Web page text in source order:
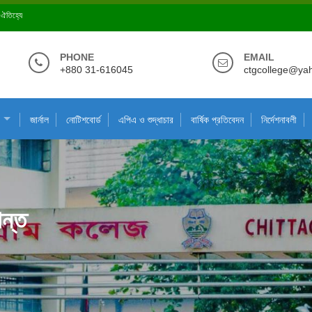
ঐতিহ্যে
PHONE
+880 31-616045
EMAIL
জার্নাল নোটিশবোর্ড এপিএ ও শুদ্ধাচার বার্ষিক প্রতিবেদন নির্দেশনাবলী